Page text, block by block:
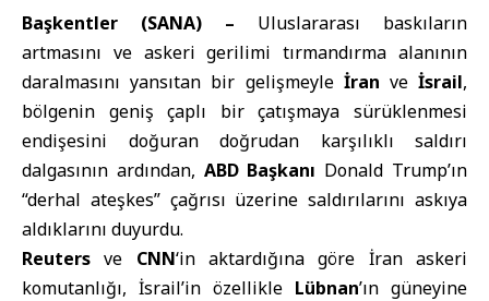
Başkentler (SANA) – Uluslararası baskıların
artmasını ve askeri gerilimi tırmandırma alanının
daralmasını yansıtan bir gelişmeyle İran veİsrail,
bölgenin geniş çaplı bir çatışmaya sürüklenmesi
endişesini doğuran doğrudan karşılıklı saldırı
dalgasının ardından, ABD Başkanı Donald Trump’ın
“derhal ateşkes” çağrısı üzerine saldırılarını askıya
aldıklarını duyurdu.
Reuters ve CNN‘in aktardığına göre İran askeri
komutanlığı, İsrail’in özellikle Lübnan’ın güneyine